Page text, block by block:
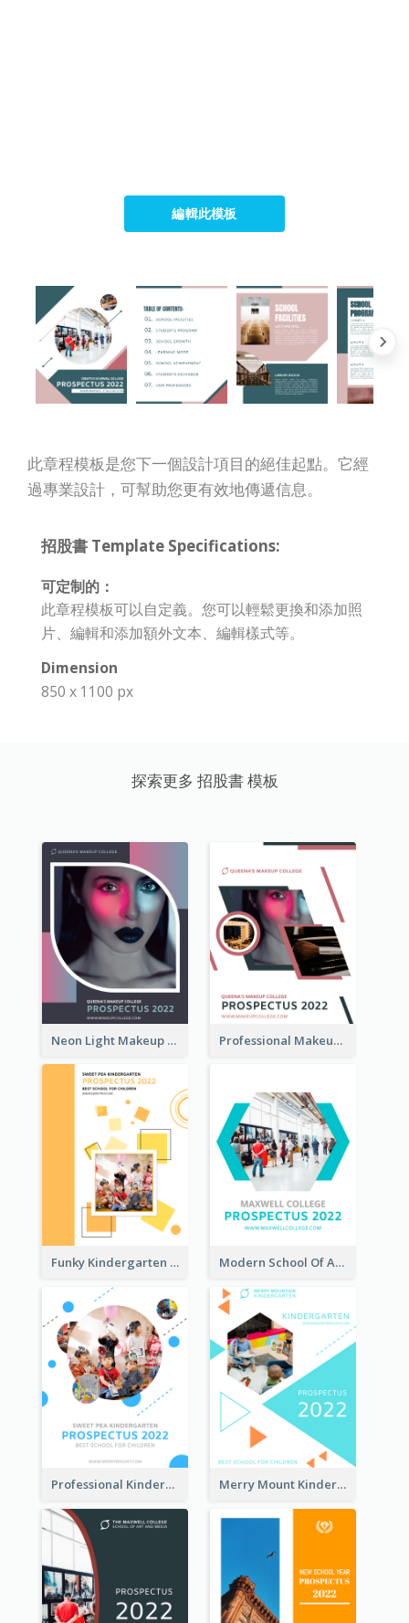
編輯此模板
此章程模板是您下一個設計項目的絕佳起點。它經
過專業設計，可幫助您更有效地傳遞信息。
招股書 Template Specifications:
可定制的：
此章程模板可以自定義。您可以輕鬆更換和添加照
片、編輯和添加額外文本、編輯樣式等。
Dimension
850 x 1100 px
探索更多 招股書 模板
Neon Light Makeup School Prospectus Professional Makeup School Prospectus
Funky Kindergarten Prospectus Modern School Of Art Prospectus
Professional Kindergarten Prospectus Merry Mount Kindergarten Prospectus